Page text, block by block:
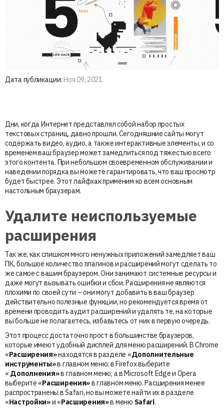
Дата публикации: Ноя 09, 2021
Дни, когда Интернет представлял собой набор простых
текстовых страниц, давно прошли. Сегодняшние сайты могут
содержать видео, аудио, а также интерактивные элементы, и со
временем ваш браузер может замедлиться под тяжестью всего
этого контента. При небольшом своевременном обслуживании и
наведении порядка вы можете гарантировать, что ваш просмотр
будет быстрее. Этот лайфхак применим ко всем основным
настольным браузерам.
Удалите неиспользуемые
расширения
Так же, как слишком много ненужных приложений замедляет ваш
ПК, большое количество плагинов и расширений могут сделать то
же самое с вашим браузером. Они занимают системные ресурсы и
даже могут вызывать ошибки и сбои. Расширения не являются
плохими по своей сути – они могут добавить в ваш браузер
действительно полезные функции, но рекомендуется время от
времени проводить аудит расширений и удалять те, на которые
вы больше не полагаетесь, избавьтесь от них в первую очередь.
Этот процесс достаточно прост в большинстве браузеров,
которые имеют удобный дисплей для меню расширений. В Chrome
«Расширения»находятся в разделе «Дополнительные
инструменты»в главном меню; в Firefox выберите
« Дополнения»в главном меню; а в Microsoft Edge и Opera
выберите «Расширения»в главном меню. Расширения менее
распространены в Safari, но вы можете найти их в разделе
«Настройки»и «Расширения»в меню Safari.